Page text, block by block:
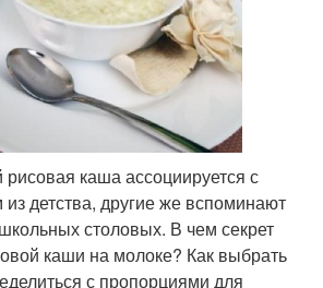
каша ассоциируется с
детства, другие же вспоминают
столовых. В чем секрет
каши на молоке? Как выбрать
с пропорциями для